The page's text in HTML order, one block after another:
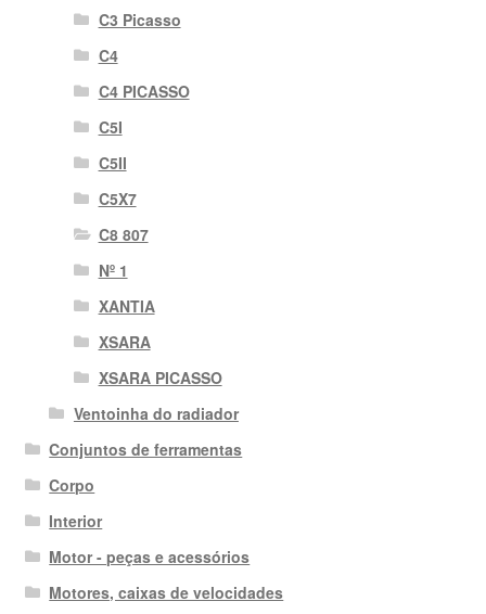
C3 Picasso
C4
C4 PICASSO
C5I
C5II
C5X7
C8 807
Nº 1
XANTIA
XSARA
XSARA PICASSO
Ventoinha do radiador
Conjuntos de ferramentas
Corpo
Interior
Motor - peças e acessórios
Motores, caixas de velocidades